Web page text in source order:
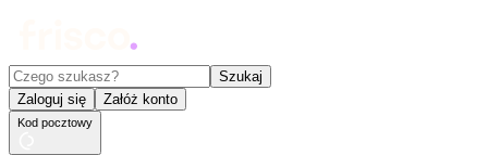
Czego szukasz?
Szukaj
Zaloguj się
Załóż konto
Kod pocztowy